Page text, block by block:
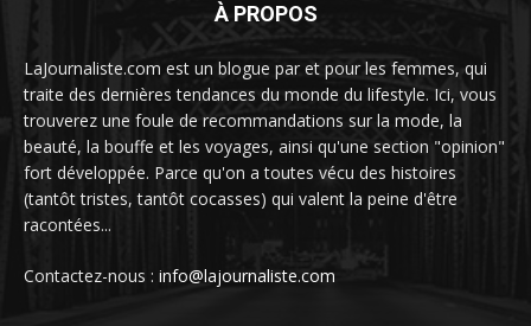
À PROPOS
LaJournaliste.com est un blogue par et pour les femmes, qui
traite des dernières tendances du monde du lifestyle. Ici, vous
trouverez une foule de recommandations sur la mode, la
beauté, la bouffe et les voyages, ainsi qu'une section "opinion"
fort développée. Parce qu'on a toutes vécu des histoires
(tantôt tristes, tantôt cocasses) qui valent la peine d'être
racontées...
Contactez-nous : info@lajournaliste.com